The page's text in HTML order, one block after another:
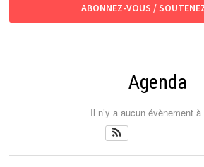
ABONNEZ-VOUS /
Agenda
Il n’y a aucun évènement à